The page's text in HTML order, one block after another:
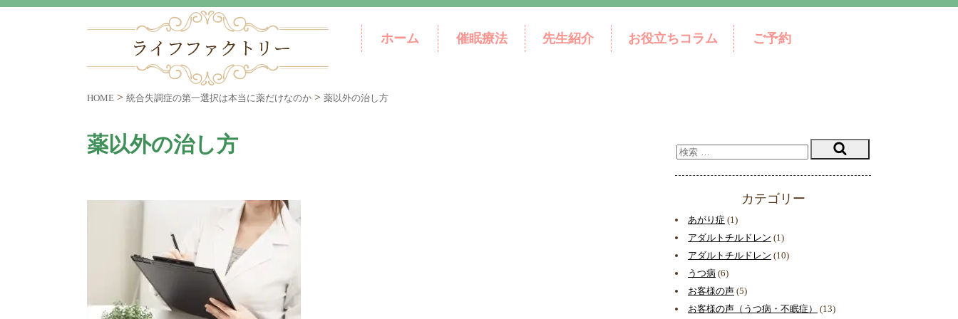
ホーム 催眠療法 先生紹介 お役立ちコラム ご予約
HOME > 統合失調症の第一選択は本当に薬だけなのか > 薬以外の治し方
薬以外の治し方
カテゴリー
あがり症 (1)
アダルトチルドレン (1)
アダルトチルドレン (10)
うつ病 (6)
お客様の声 (5)
お客様の声（うつ病・不眠症）
(13)